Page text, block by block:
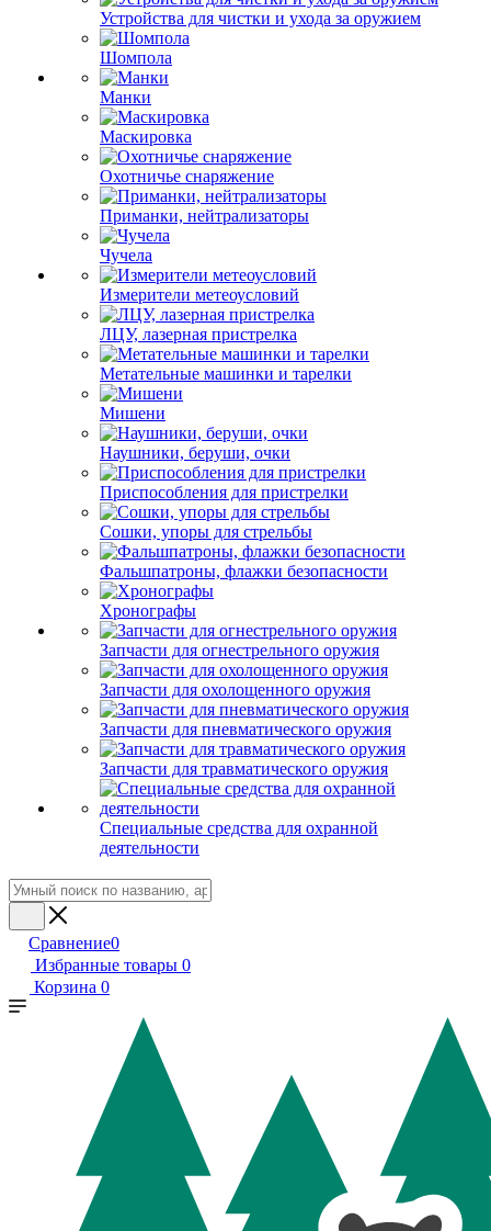
Устройства для чистки и ухода за оружием
Шомпола
Манки
Маскировка
Охотничье снаряжение
Приманки, нейтрализаторы
Чучела
Измерители метеоусловий
ЛЦУ, лазерная пристрелка
Метательные машинки и тарелки
Мишени
Наушники, беруши, очки
Приспособления для пристрелки
Сошки, упоры для стрельбы
Фальшпатроны, флажки безопасности
Хронографы
Запчасти для огнестрельного оружия
Запчасти для охолощенного оружия
Запчасти для пневматического оружия
Запчасти для травматического оружия
Специальные средства для охранной
деятельности
Сравнение0
Избранные товары 0
Корзина 0